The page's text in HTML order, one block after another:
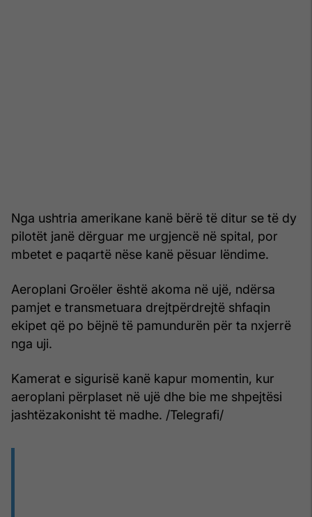
Nga ushtria amerikane kanë bërë të ditur se të dy
pilotët janë dërguar me urgjencë në spital, por
mbetet e paqartë nëse kanë pësuar lëndime.
Aeroplani Groëler është akoma në ujë, ndërsa
pamjet e transmetuara drejtpërdrejtë shfaqin
ekipet që po bëjnë të pamundurën për ta nxjerrë
nga uji.
Kamerat e sigurisë kanë kapur momentin, kur
aeroplani përplaset në ujë dhe bie me shpejtësi
jashtëzakonisht të madhe. /Telegrafi/